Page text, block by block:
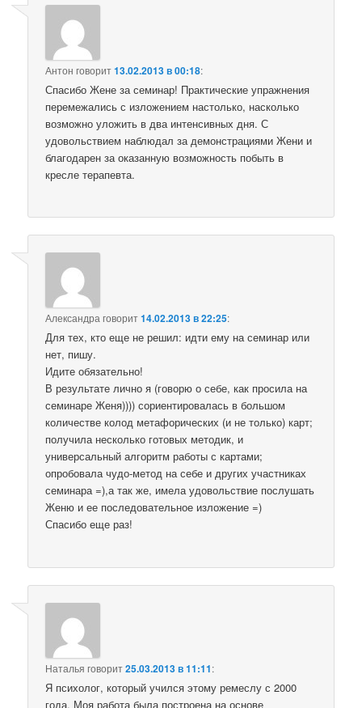
Антон говорит13.02.2013 в 00:18:
Спасибо Жене за семинар! Практические упражнения
перемежались с изложением настолько, насколько
возможно уложить в два интенсивных дня. С
удовольствием наблюдал за демонстрациями Жени и
благодарен за оказанную возможность побыть в
кресле терапевта.
Александраговорит14.02.2013 в 22:25:
Для тех, кто еще не решил: идти ему на семинар или
нет, пишу.
Идите обязательно!
В результате лично я (говорю о себе, как просила на
семинаре Женя)))) сориентировалась в большом
количестве колод метафорических (и не только) карт;
получила несколько готовых методик, и
универсальный алгоритм работы с картами;
опробовала чудо-метод на себе и других участниках
семинара =),а так же, имела удовольствие послушать
Женю и ее последовательное изложение =)
Спасибо еще раз!
Наталья говорит25.03.2013 в 11:11:
Я психолог, который учился этому ремеслу с 2000
года. Моя работа была построена на основе